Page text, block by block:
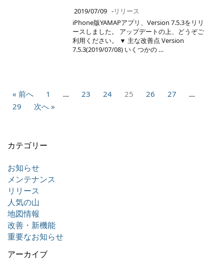
2019/07/09 -リリース
iPhone版YAMAPアプリ、Version 7.5.3をリリ
ースしました。 アップデートの上、どうぞご
利用ください。 ▼ 主な改善点 Version
7.5.3(2019/07/08) いくつかの …
« 前へ 1 … 23 24 25 26 27
…
29
次へ »
カテゴリー
お知らせ
メンテナンス
リリース
人気の山
地図情報
改善・新機能
重要なお知らせ
アーカイブ